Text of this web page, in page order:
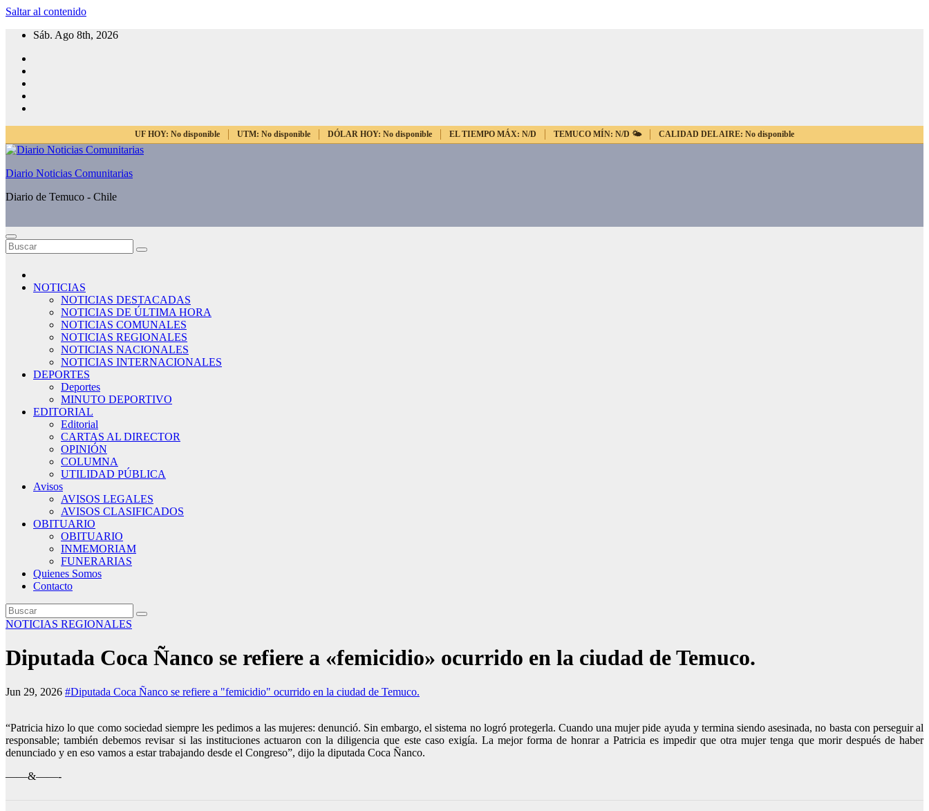
Saltar al contenido
Sáb. Ago 8th, 2026
UF HOY: No disponible UTM: No disponible DÓLAR HOY: No disponible EL TIEMPO MÁX: N/D TEMUCO MÍN: N/D 🌤️ CALIDAD DEL AIRE: No disponible
Diario Noticias Comunitarias
Diario de Temuco - Chile
NOTICIAS
NOTICIAS DESTACADAS
NOTICIAS DE ÚLTIMA HORA
NOTICIAS COMUNALES
NOTICIAS REGIONALES
NOTICIAS NACIONALES
NOTICIAS INTERNACIONALES
DEPORTES
Deportes
MINUTO DEPORTIVO
EDITORIAL
Editorial
CARTAS AL DIRECTOR
OPINIÓN
COLUMNA
UTILIDAD PÚBLICA
Avisos
AVISOS LEGALES
AVISOS CLASIFICADOS
OBITUARIO
OBITUARIO
INMEMORIAM
FUNERARIAS
Quienes Somos
Contacto
NOTICIAS REGIONALES
Diputada Coca Ñanco se refiere a «femicidio» ocurrido en la ciudad de Temuco.
Jun 29, 2026 #Diputada Coca Ñanco se refiere a "femicidio" ocurrido en la ciudad de Temuco.
“Patricia hizo lo que como sociedad siempre les pedimos a las mujeres: denunció. Sin embargo, el sistema no logró protegerla. Cuando una mujer pide ayuda y termina siendo asesinada, no basta con perseguir al
responsable; también debemos revisar si las instituciones actuaron con la diligencia que este caso exigía. La mejor forma de honrar a Patricia es impedir que otra mujer tenga que morir después de haber
denunciado y en eso vamos a estar trabajando desde el Congreso”, dijo la diputada Coca Ñanco.
——&——-